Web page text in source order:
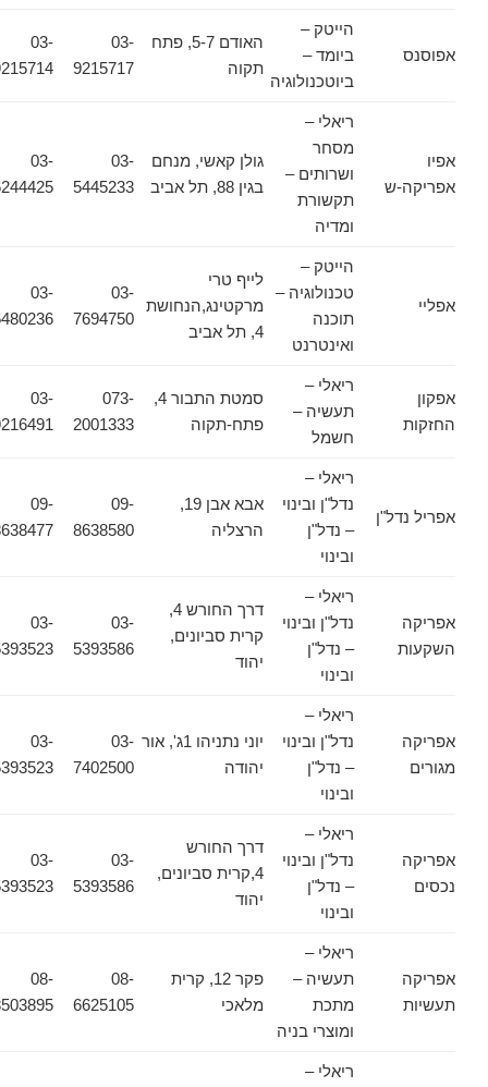
אפוסנס
הייטק –
ביומד –
ביוטכנולוגיה
האודם 5-7, פתח
תקוה
03-
9215717
03-
9215714
אפיו
אפריקה-ש
ריאלי –
מסחר
ושרותים –
תקשורת
ומדיה
גולן קאשי, מנחם
בגין 88, תל אביב
03-
5445233
03-
6244425
אפליי
הייטק –
טכנולוגיה –
תוכנה
ואינטרנט
לייף טרי
מרקטינג,הנחושת
03-
7694750
03-
5480236
אפקון
החזקות
ריאלי –
תעשיה –
חשמל
סמטת התבור 4,
פתח-תקוה
073-
2001333
03-
9216491
אפריל נדל"ן
ריאלי –
נדל"ן ובינוי
– נדל"ן
ובינוי
אבא אבן 19,
הרצליה
09-
8638580
09-
8638477
אפריקה
השקעות
ריאלי –
נדל"ן ובינוי
– נדל"ן
ובינוי
דרך החורש 4,
קרית סביונים,
יהוד
03-
5393586
03-
5393523
אפריקה
מגורים
ריאלי –
נדל"ן ובינוי
– נדל"ן
ובינוי
יוני נתניהו 1ג', אור
יהודה
03-
7402500
03-
5393523
אפריקה
נכסים
ריאלי –
נדל"ן ובינוי
– נדל"ן
ובינוי
דרך החורש
4,קרית סביונים,
יהוד
03-
5393586
03-
5393523
אפריקה
תעשיות
ריאלי –
תעשיה –
מתכת
ומוצרי בניה
פקר 12, קרית
מלאכי
08-
6625105
08-
8503895
ריאלי –